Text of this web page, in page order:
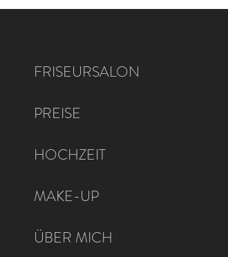
FRISEURSALON
PREISE
HOCHZEIT
MAKE-UP
ÜBER MICH